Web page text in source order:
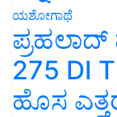
ಯಶೋಗಾಥೆ
ಪ್ರಹಲಾದ್
275 DI
ಹೊಸ